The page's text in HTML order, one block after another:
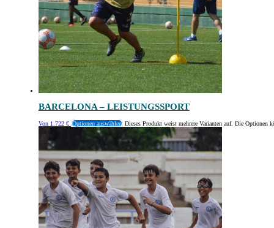
BARCELONA – LEISTUNGSSPORT
Von 1.722 € Optionen auswählen Dieses Produkt weist mehrere Varianten auf. Die Optionen